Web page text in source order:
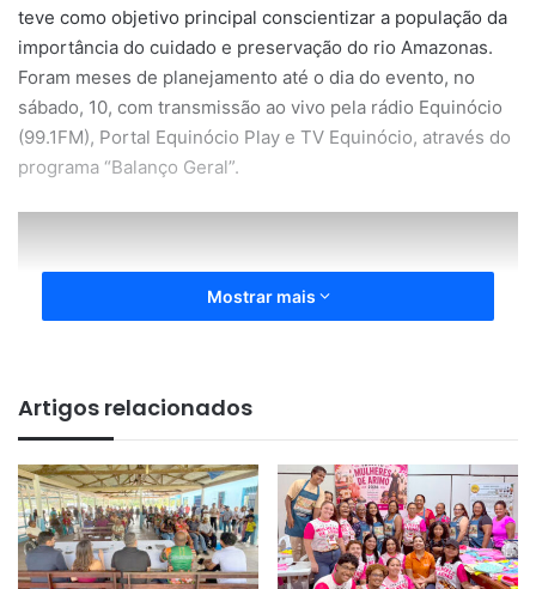
teve como objetivo principal conscientizar a população da
importância do cuidado e preservação do rio Amazonas.
Foram meses de planejamento até o dia do evento, no
sábado, 10, com transmissão ao vivo pela rádio Equinócio
(99.1FM), Portal Equinócio Play e TV Equinócio, através do
programa “Balanço Geral”.
A organização começou na madrugada, com a conexão dos
equipamentos, contando com a colaboração de toda a
Mostrar mais
Artigos relacionados